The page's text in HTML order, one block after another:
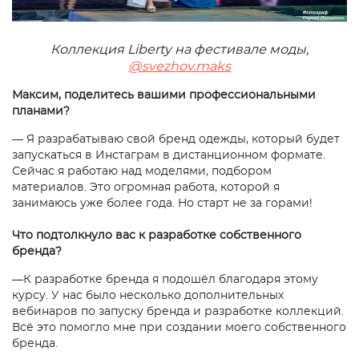
Коллекция Liberty на фестивале моды,
@svezhov.maks
Максим, поделитесь вашими профессиональными
планами?
— Я разрабатываю свой бренд одежды, который будет
запускаться в Инстаграм в дистанционном формате.
Сейчас я работаю над моделями, подбором
материалов. Это огромная работа, которой я
занимаюсь уже более года. Но старт не за горами!
Что подтолкнуло вас к разработке собственного
бренда?
—К разработке бренда я подошёл благодаря этому
курсу. У нас было несколько дополнительных
вебинаров по запуску бренда и разработке коллекций.
Всё это помогло мне при создании моего собственного
бренда.